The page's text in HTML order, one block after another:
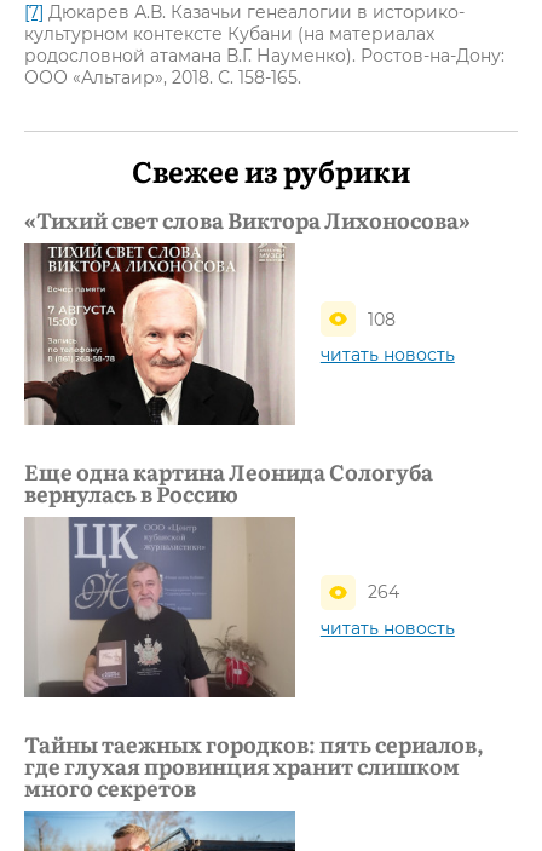
[7] Дюкарев А.В. Казачьи генеалогии в историко-
культурном контексте Кубани (на материалах
родословной атамана В.Г. Науменко). Ростов-на-Дону:
ООО «Альтаир», 2018. С. 158-165.
Свежее из рубрики
«Тихий свет слова Виктора Лихоносова»
108
читать новость
Еще одна картина Леонида Сологуба
вернулась в Россию
264
читать новость
Тайны таежных городков: пять сериалов,
где глухая провинция хранит слишком
много секретов